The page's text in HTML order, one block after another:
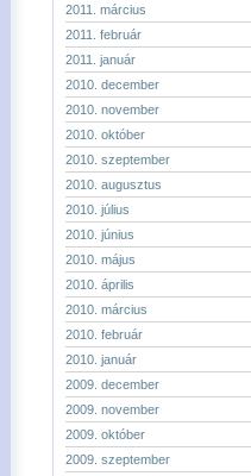
2011. március
2011. február
2011. január
2010. december
2010. november
2010. október
2010. szeptember
2010. augusztus
2010. július
2010. június
2010. május
2010. április
2010. március
2010. február
2010. január
2009. december
2009. november
2009. október
2009. szeptember